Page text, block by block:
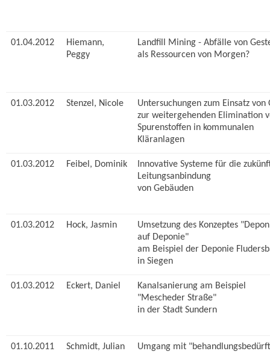
01.04.2012
Hiemann,
Peggy
Landfill Mining - Abfälle von
als Ressourcen von Morgen?
01.03.2012 Stenzel, Nicole
Untersuchungen zum Einsatz von
zur weitergehenden Elimination
Spurenstoffen in kommunalen
Kläranlagen
01.03.2012 Feibel, Dominik
Innovative Systeme für die
Leitungsanbindung
von Gebäuden
01.03.2012 Hock, Jasmin
Umsetzung des Konzeptes
auf Deponie"
am Beispiel der Deponie
in Siegen
01.03.2012 Eckert, Daniel
Kanalsanierung am Beispiel
"Mescheder Straße"
in der Stadt Sundern
01.10.2011 Schmidt, Julian Umgang mit